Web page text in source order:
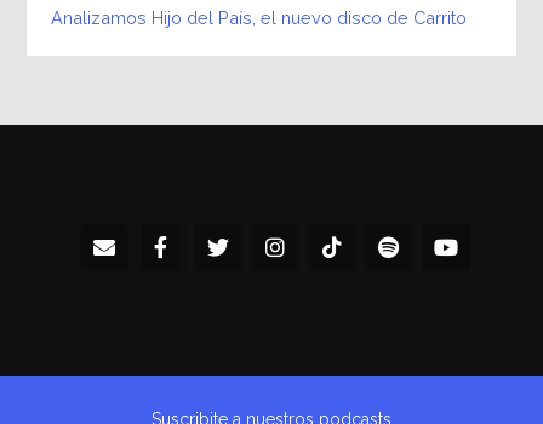
Analizamos Hijo del País, el nuevo disco de Carrito
Suscribite a nuestros podcasts